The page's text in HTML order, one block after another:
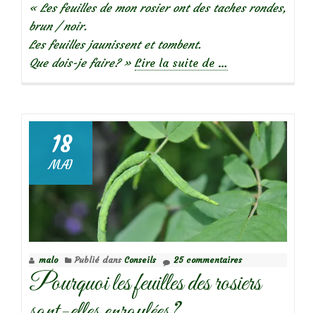
maladies
« Les feuilles de mon rosier ont des taches rondes,
brun / noir.
Les feuilles jaunissent et tombent.
Que dois-je faire? » Lire la suite de à
taches
noires
sur
les
rosiers
…
18
MAI
malo Publié dans Conseils 25 commentaires
Pourquoi les feuilles des rosiers